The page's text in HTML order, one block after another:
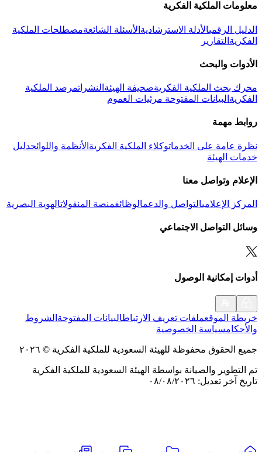
معلومات الملكية الفكرية
الدليل الرقميالأدلة الاسترشادية الأسئلة الشائعةمصطلحات الملكية
الفكرية التقارير
الأدوات والبحث
محرك بحث الملكية الفكريةصحيفة الهيئة النشراتمرصد الملكية
الفكرية البيانات المفتوحة مرئيات العموم
روابط مهمة
نظرة عامة على الخدماتوكلاء الملكية الفكرية الأنظمة واللوائحدليل
خدمات الهيئة
الإعلام وتواصل معنا
المركز الإعلاميالتواصل والدعمالوظائفمنصة المنقولاتالهوية البصرية
وسائل التواصل الاجتماعي
أدوات إمكانية الوصول
خريطة الموقعملفات تعريف الارتباطالبيانات المفتوحة الشروط
والأحكامسياسة الخصوصية
جميع الحقوق محفوظة للهيئة السعودية للملكية الفكرية © ٢٠٢٦
تم التطوير والصيانة بواسطة الهيئة السعودية للملكية الفكرية
تاريخ آخر تعديل: ٠٨/٠٨/٢٠٢٦